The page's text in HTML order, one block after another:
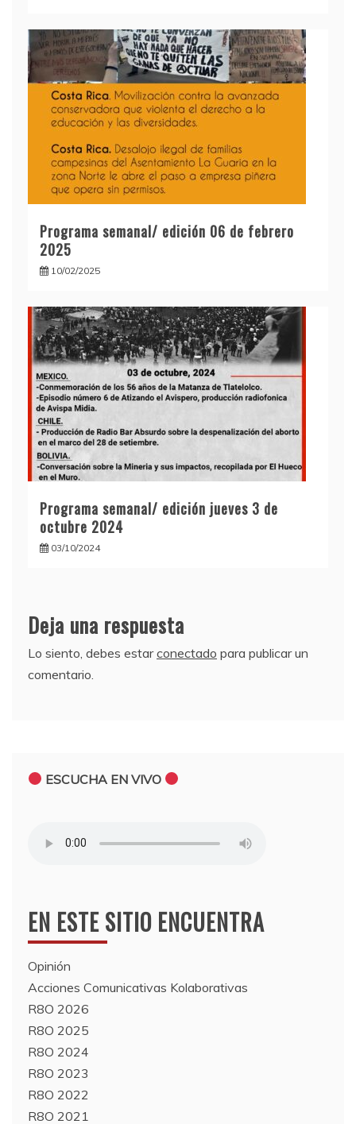
Programa semanal/ edición 06 de febrero
2025
10/02/2025
Programa semanal/ edición jueves 3 de
octubre 2024
03/10/2024
Deja una respuesta
Lo siento, debes estarconectado para publicar un
comentario.
ESCUCHA EN VIVO
EN ESTE SITIO ENCUENTRA
Opinión
Acciones Comunicativas Kolaborativas
R8O 2026
R8O 2025
R8O 2024
R8O 2023
R8O 2022
R8O 2021